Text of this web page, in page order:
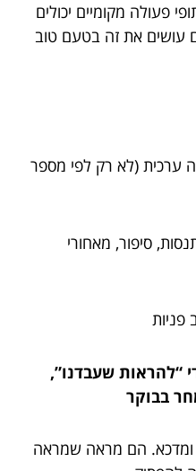
פעולה מקומיים יכולים
עושים את זה בטעם טוב
ערכית (לא רק לפי מספר
סיפור, מאחורי
פניות
“להראות שעבדנו”,
בבוקר
ומדכא. הם מראה שמראה